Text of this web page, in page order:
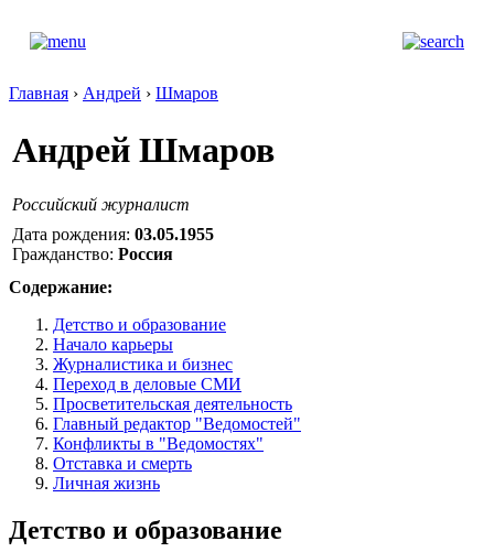
Главная › Андрей › Шмаров
Андрей Шмаров
Российский журналист
Дата рождения: 03.05.1955
Гражданство: Россия
Содержание:
Детство и образование
Начало карьеры
Журналистика и бизнес
Переход в деловые СМИ
Просветительская деятельность
Главный редактор "Ведомостей"
Конфликты в "Ведомостях"
Отставка и смерть
Личная жизнь
Детство и образование